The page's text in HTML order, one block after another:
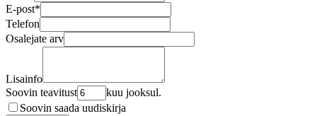
E-post*
Telefon
Osalejate arv
Lisainfo
Soovin teavitust
kuu jooksul.
Soovin saada uudiskirja